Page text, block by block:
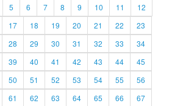
5 6 7 8 9 10 11
12
17 18 19 20 21 22
23
28 29 30 31 32 33
34
39 40 41 42 43 44
45
50 51 52 53 54 55
56
61 62 63 64 65 66
67